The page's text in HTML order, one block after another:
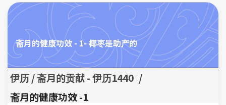
斋月的健康功效 - 1- 椰枣是助产的
伊历 / 斋月的贡献 - 伊历1440 /
1- 斋月的健康功效